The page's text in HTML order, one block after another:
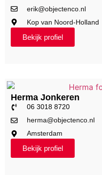
erik@objectenco.nl
Kop van Noord-Holland
Bekijk profiel
Herma Jonkeren
06 3018 8720
herma@objectenco.nl
Amsterdam
Bekijk profiel